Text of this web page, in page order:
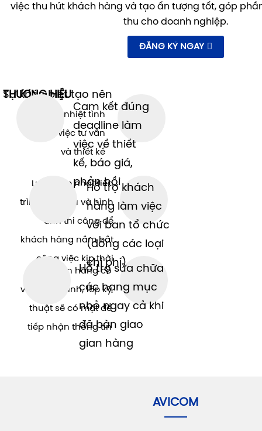
việc thu hút khách hàng và tạo ấn tượng tốt, góp
thu cho doanh nghiệp.
ĐĂNG KÝ NGAY
THƯƠNG HIỆU
Sự khác biệt tạo nên
Hỗ trợ nhiệt tình
trong việc tư vấn
và thiết kế
Luôn cập nhật tiến
trình phục vụ và hình
ảnh thi công để
khách hàng nắm bắt
công việc kịp thời
Nếu gian hàng có
việc phát sinh, 15p kỹ
thuật sẽ có mặt để
tiếp nhận thông tin
Cam kết đúng
deadline làm
việc về thiết
kế, báo giá,
phản hồi
Hỗ trợ khách
hàng làm việc
với ban tổ chức
(đóng các loại
chi phí)
Hỗ trợ sửa chữa
các hạng mục
nhỏ ngay cả khi
đã bàn giao
gian hàng
AVICOM